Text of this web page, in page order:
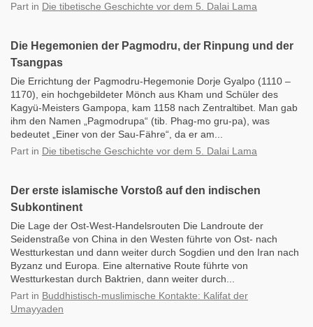
Part in Die tibetische Geschichte vor dem 5. Dalai Lama
Die Hegemonien der Pagmodru, der Rinpung und der
Tsangpas
Die Errichtung der Pagmodru-Hegemonie Dorje Gyalpo (1110 –
1170), ein hochgebildeter Mönch aus Kham und Schüler des
Kagyü-Meisters Gampopa, kam 1158 nach Zentraltibet. Man gab
ihm den Namen „Pagmodrupa“ (tib. Phag-mo gru-pa), was
bedeutet „Einer von der Sau-Fähre“, da er am...
Part in Die tibetische Geschichte vor dem 5. Dalai Lama
Der erste islamische Vorstoß auf den indischen
Subkontinent
Die Lage der Ost-West-Handelsrouten Die Landroute der
Seidenstraße von China in den Westen führte von Ost- nach
Westturkestan und dann weiter durch Sogdien und den Iran nach
Byzanz und Europa. Eine alternative Route führte von
Westturkestan durch Baktrien, dann weiter durch...
Part in Buddhistisch-muslimische Kontakte: Kalifat der
Umayyaden